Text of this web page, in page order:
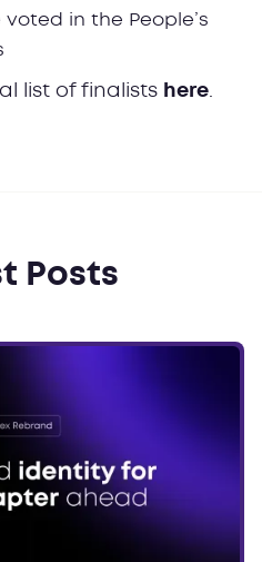
voted in the People’s
list of finalists here
Posts